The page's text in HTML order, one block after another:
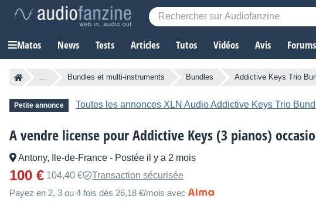
Matos News Tests Articles Tutos Vidéos Avis Forums
... Bundles et multi-instruments Bundles Addictive Keys Trio
Petite annonce Toutes les annonces XLN Audio Addictive Keys Trio
A vendre license pour Addictive Keys (3 pianos)
Antony, Ile-de-France - Postée il y a 2 mois
100 € 104,40 €
Transaction sécurisée
Payez en 2, 3 ou 4 fois dès 26,18 €/mois avec